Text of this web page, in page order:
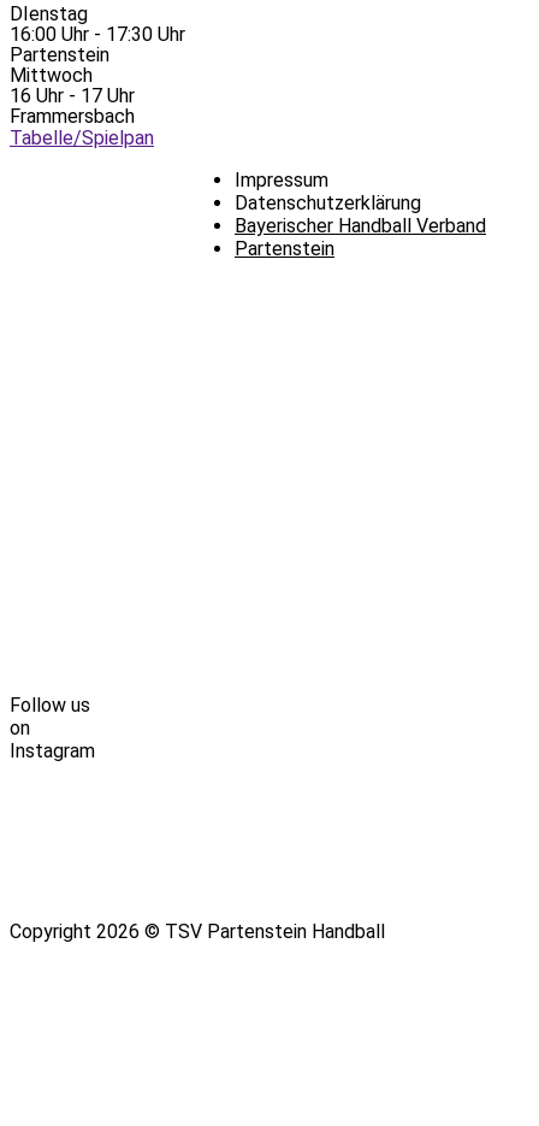
DIenstag
16:00 Uhr - 17:30 Uhr
Partenstein
Mittwoch
16 Uhr - 17 Uhr
Frammersbach
Tabelle/Spielpan
Impressum
Datenschutzerklärung
Bayerischer Handball Verband
Partenstein
Follow us
on
Instagram
Copyright 2026 © TSV Partenstein Handball